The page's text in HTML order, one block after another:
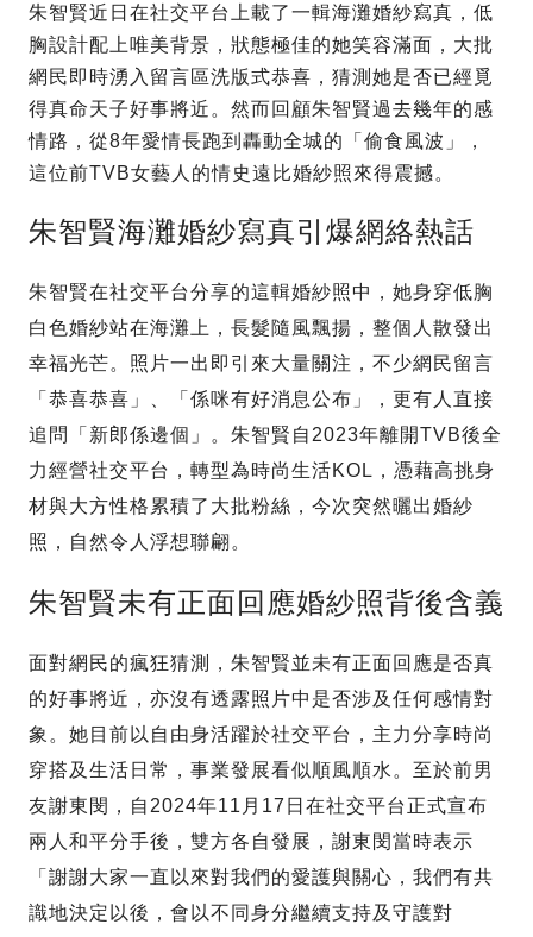
朱智賢近日在社交平台上載了一輯海灘婚紗寫真，低
胸設計配上唯美背景，狀態極佳的她笑容滿面，大批
網民即時湧入留言區洗版式恭喜，猜測她是否已經覓
得真命天子好事將近。然而回顧朱智賢過去幾年的感
情路，從8年愛情長跑到轟動全城的「偷食風波」，
這位前TVB女藝人的情史遠比婚紗照來得震撼。
朱智賢海灘婚紗寫真引爆網絡熱話
朱智賢在社交平台分享的這輯婚紗照中，她身穿低胸
白色婚紗站在海灘上，長髮隨風飄揚，整個人散發出
幸福光芒。照片一出即引來大量關注，不少網民留言
「恭喜恭喜」、「係咪有好消息公布」，更有人直接
追問「新郎係邊個」。朱智賢自2023年離開TVB後全
力經營社交平台，轉型為時尚生活KOL，憑藉高挑身
材與大方性格累積了大批粉絲，今次突然曬出婚紗
照，自然令人浮想聯翩。
朱智賢未有正面回應婚紗照背後含義
面對網民的瘋狂猜測，朱智賢並未有正面回應是否真
的好事將近，亦沒有透露照片中是否涉及任何感情對
象。她目前以自由身活躍於社交平台，主力分享時尚
穿搭及生活日常，事業發展看似順風順水。至於前男
友謝東閔，自2024年11月17日在社交平台正式宣布
兩人和平分手後，雙方各自發展，謝東閔當時表示
「謝謝大家一直以來對我們的愛護與關心，我們有共
識地決定以後，會以不同身分繼續支持及守護對